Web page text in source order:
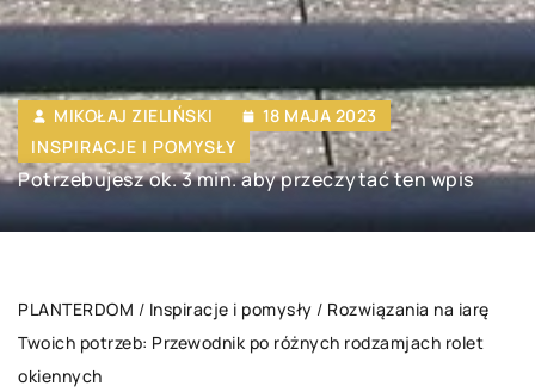
MIKOŁAJ ZIELIŃSKI
18 MAJA 2023
INSPIRACJE I POMYSŁY
Potrzebujesz ok. 3 min. aby przeczytać ten wpis
PLANTERDOM / Inspiracje i pomysły / Rozwiązania na iarę
Twoich potrzeb: Przewodnik po różnych rodzamjach rolet
okiennych